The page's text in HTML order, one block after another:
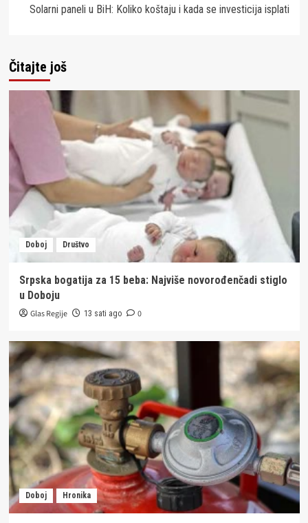
Solarni paneli u BiH: Koliko koštaju i kada se investicija isplati
Čitajte još
Doboj Društvo
Srpska bogatija za 15 beba: Najviše novorođenčadi stiglo
u Doboju
Glas Regije 13 sati ago 0
Doboj Hronika